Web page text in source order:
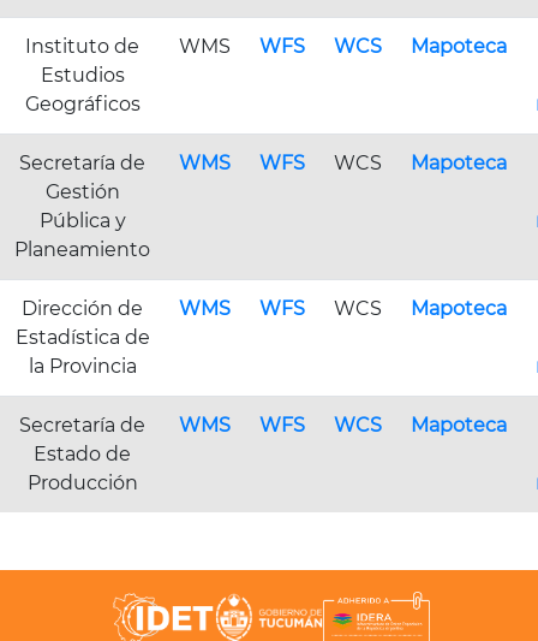
Instituto de
Estudios
Geográficos
WMS WFS WCS Mapoteca
Secretaría de
Gestión
Pública y
Planeamiento
WMS WFS WCS Mapoteca
Dirección de
Estadística de
la Provincia
WMS WFS WCS Mapoteca
Secretaría de
Estado de
Producción
WMS WFS WCS Mapoteca